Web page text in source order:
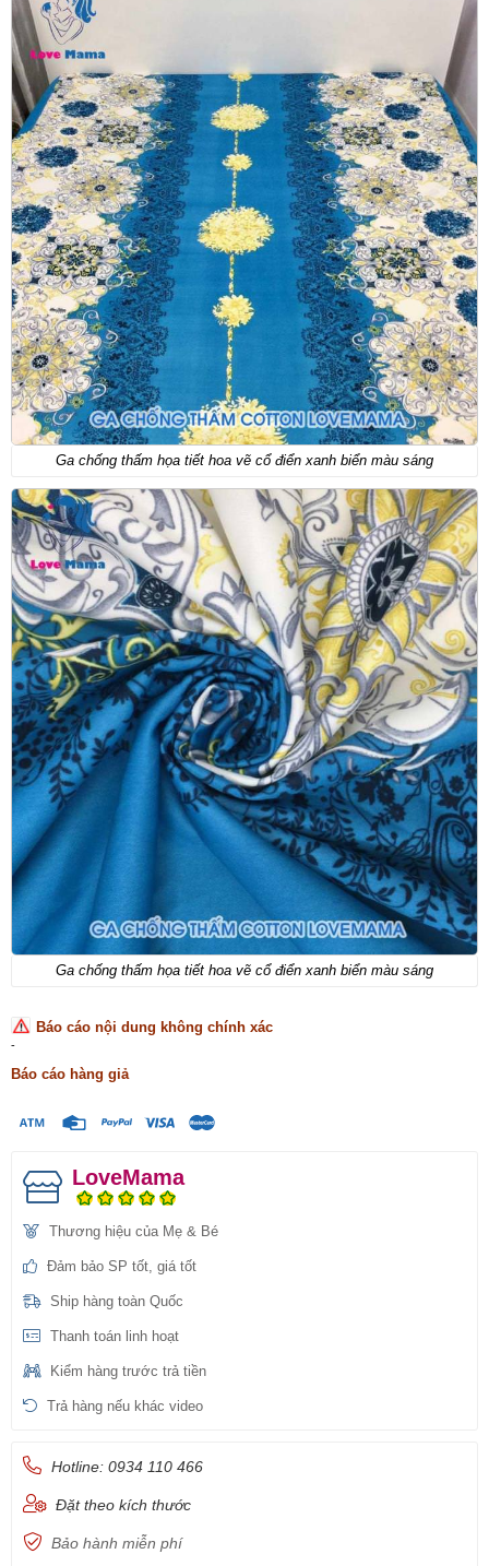
Ga chống thấm họa tiết hoa vẽ cổ điển xanh biển màu sáng
Ga chống thấm họa tiết hoa vẽ cổ điển xanh biển màu sáng
Báo cáo nội dung không chính xác
-
Báo cáo hàng giả
LoveMama
Thương hiệu của Mẹ & Bé
Đảm bảo SP tốt, giá tốt
Ship hàng toàn Quốc
Thanh toán linh hoạt
Kiểm hàng trước trả tiền
Trả hàng nếu khác video
Hotline: 0934 110 466
Đặt theo kích thước
Bảo hành miễn phí